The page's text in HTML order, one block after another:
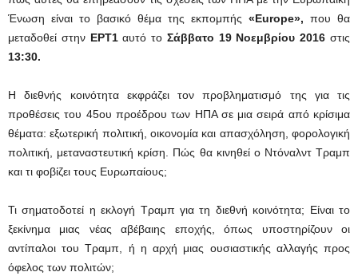
Ένωση είναι το βασικό θέμα της εκπομπής «Europe», που θα
μεταδοθεί στην ΕΡΤ1αυτό το Σάββατο 19 Νοεμβρίου 2016στις
13:30.
Η διεθνής κοινότητα εκφράζει τον προβληματισμό της για τις
προθέσεις του 45ου προέδρου των ΗΠΑ σε μια σειρά από κρίσιμα
θέματα: εξωτερική πολιτική, οικονομία και απασχόληση, φορολογική
πολιτική, μεταναστευτική κρίση. Πώς θα κινηθεί ο Ντόναλντ Τραμπ
και τι φοβίζει τους Ευρωπαίους;
Τι σηματοδοτεί η εκλογή Τραμπ για τη διεθνή κοινότητα; Είναι το
ξεκίνημα μιας νέας αβέβαιης εποχής, όπως υποστηρίζουν οι
αντίπαλοι του Τραμπ, ή η αρχή μιας ουσιαστικής αλλαγής προς
όφελος των πολιτών;